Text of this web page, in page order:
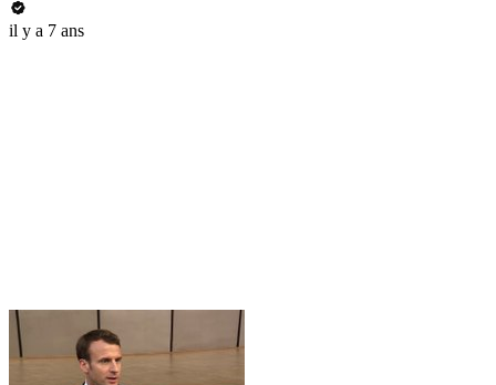
il y a 7 ans